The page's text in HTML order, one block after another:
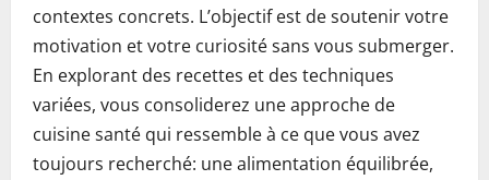
contextes concrets. L’objectif est de soutenir votre
motivation et votre curiosité sans vous submerger.
En explorant des recettes et des techniques
variées, vous consoliderez une approche de
cuisine santé qui ressemble à ce que vous avez
toujours recherché: une alimentation équilibrée,